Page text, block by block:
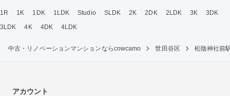
1R 1K 1DK 1LDK Studio SLDK 2K 2DK 2LDK 3K
3DK
3LDK
4K 4DK 4LDK
中古・リノベーションマンションならcowcamo 世田谷区 松陰神社前
アカウント